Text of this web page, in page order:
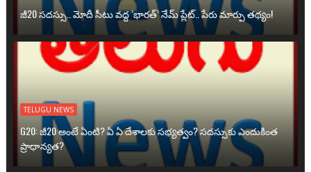
జీ20 సదస్సు.. మోదీ సీటు వద్ద ‘భారత్’ నేమ్ ప్లేట్‌.. పేరు మార్పు తథ్యం!
TELUGU NEWS
G20: జీ20 అంటే ఏంటి? ఏ ఏ దేశాలకు సభ్యత్వం? సదస్సుకు ఎందుకింత
ప్రాధాన్యత?